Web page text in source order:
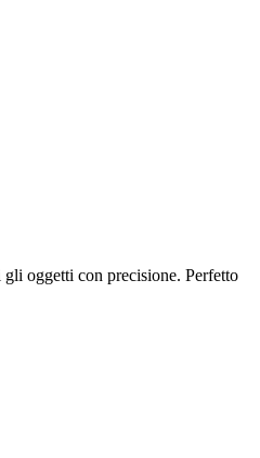
oggetti con precisione. Perfetto